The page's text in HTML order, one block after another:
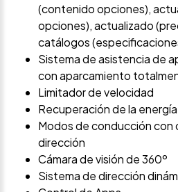
(contenido opciones),
opciones), actualizado
catálogos
Sistema de asistencia de
con aparcamiento
Limitador de velocidad
Recuperación de la
Modos de conducción
dirección
Cámara de visión de 360º
Sistema de dirección